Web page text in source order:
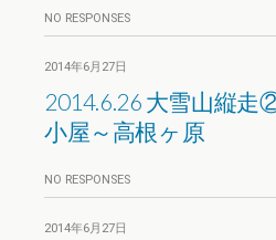
NO RESPONSES
2014年6月27日
2014.6.26 大雪山縦
小屋～高根ヶ原
NO RESPONSES
2014年6月27日